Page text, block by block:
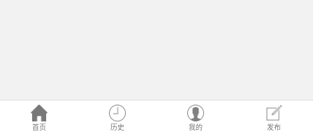
首页 历史 我的 发布